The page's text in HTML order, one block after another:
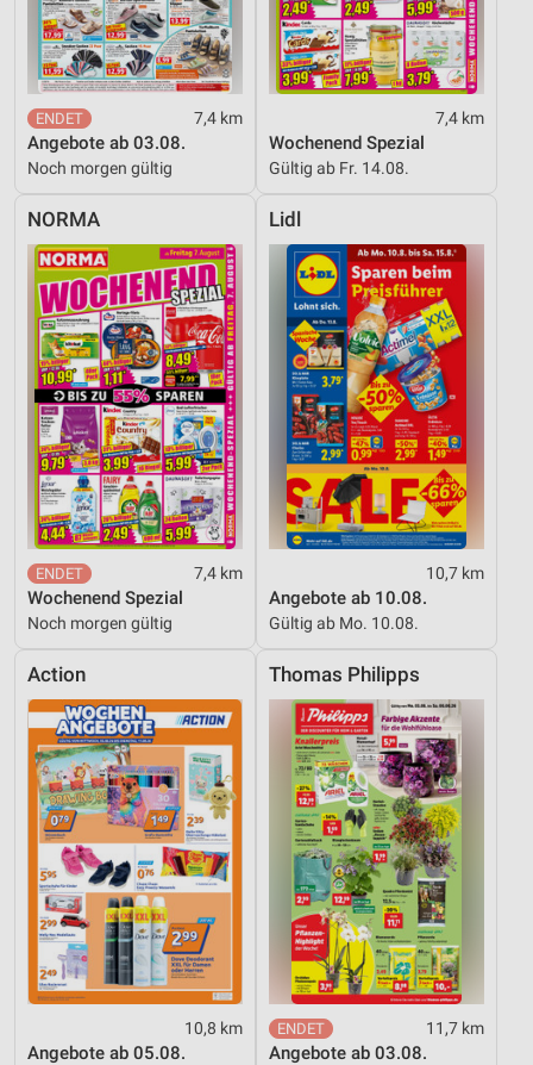
7,4 km
Angebote ab 03.08.
Noch morgen gültig
7,4 km
Wochenend Spezial
Gültig ab Fr. 14.08.
NORMA
7,4 km
Wochenend Spezial
Noch morgen gültig
Lidl
10,7 km
Angebote ab 10.08.
Gültig ab Mo. 10.08.
Action
10,8 km
Angebote ab 05.08.
Thomas Philipps
11,7 km
Angebote ab 03.08.